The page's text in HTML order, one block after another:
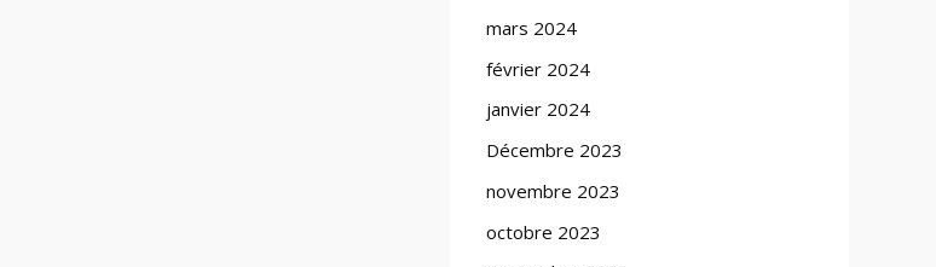
mars 2024
février 2024
janvier 2024
Décembre 2023
novembre 2023
octobre 2023